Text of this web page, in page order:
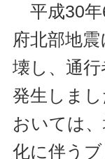
平成30
府北部地
壊し、通
発生しま
おいては
化に伴う